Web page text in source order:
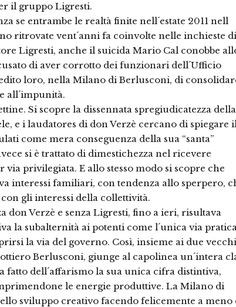
il gruppo Ligresti.
se entrambe le realtà finite nell´estate 2011 nell
ritrovate vent´anni fa coinvolte nelle inchieste di
Ligresti, anche il suicida Mario Cal conobbe
di aver corrotto dei funzionari dell´Ufficio
loro, nella Milano di Berlusconi, di
all´impunità.
Si scopre la dissennata spregiudicatezza della
e i laudatores di don Verzè cercano di spiegare
come mera conseguenza della sua “santa”
si è trattato di dimestichezza nel ricevere
privilegiata. E allo stesso modo si scopre che
interessi familiari, con tendenza allo sperpero,
gli interessi della collettività.
don Verzè e senza Ligresti, fino a ieri, risultava
la subalternità ai potenti come l´unica via
la via del governo. Così, insieme ai due vecchi
Berlusconi, giunge al capolinea un´intera
fatto dell´affarismo la sua unica cifra distintiva,
le energie produttive. La Milano di
sviluppo creativo facendo felicemente a meno